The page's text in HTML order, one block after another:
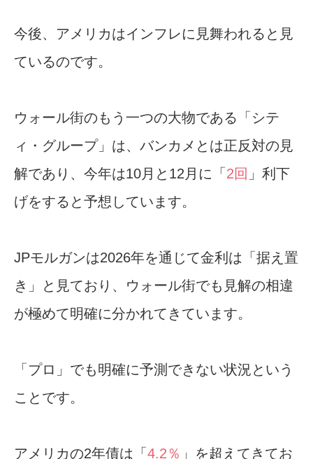
今後、アメリカはインフレに見舞われると見
ているのです。
ウォール街のもう一つの大物である「シテ
ィ・グループ」は、バンカメとは正反対の見
解であり、今年は10月と12月に「 2回 」利下
げをすると予想しています。
JPモルガンは2026年を通じて金利は「据え置
き」と見ており、ウォール街でも見解の相違
が極めて明確に分かれてきています。
「プロ」でも明確に予測できない状況という
ことです。
アメリカの2年債は「 4.2％ 」を超えてきてお